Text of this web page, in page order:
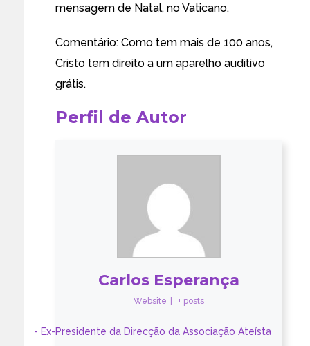
mensagem de Natal, no Vaticano.
Comentário: Como tem mais de 100 anos,
Cristo tem direito a um aparelho auditivo
grátis.
Perfil de Autor
Carlos Esperança
Website + posts
- Ex-Presidente da Direcção da Associação Ateísta